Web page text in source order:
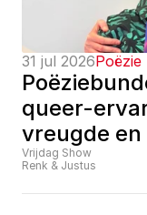
31 jul 2026Poëzie
queer-
vreugde
Vrijdag Show
Renk & Justus